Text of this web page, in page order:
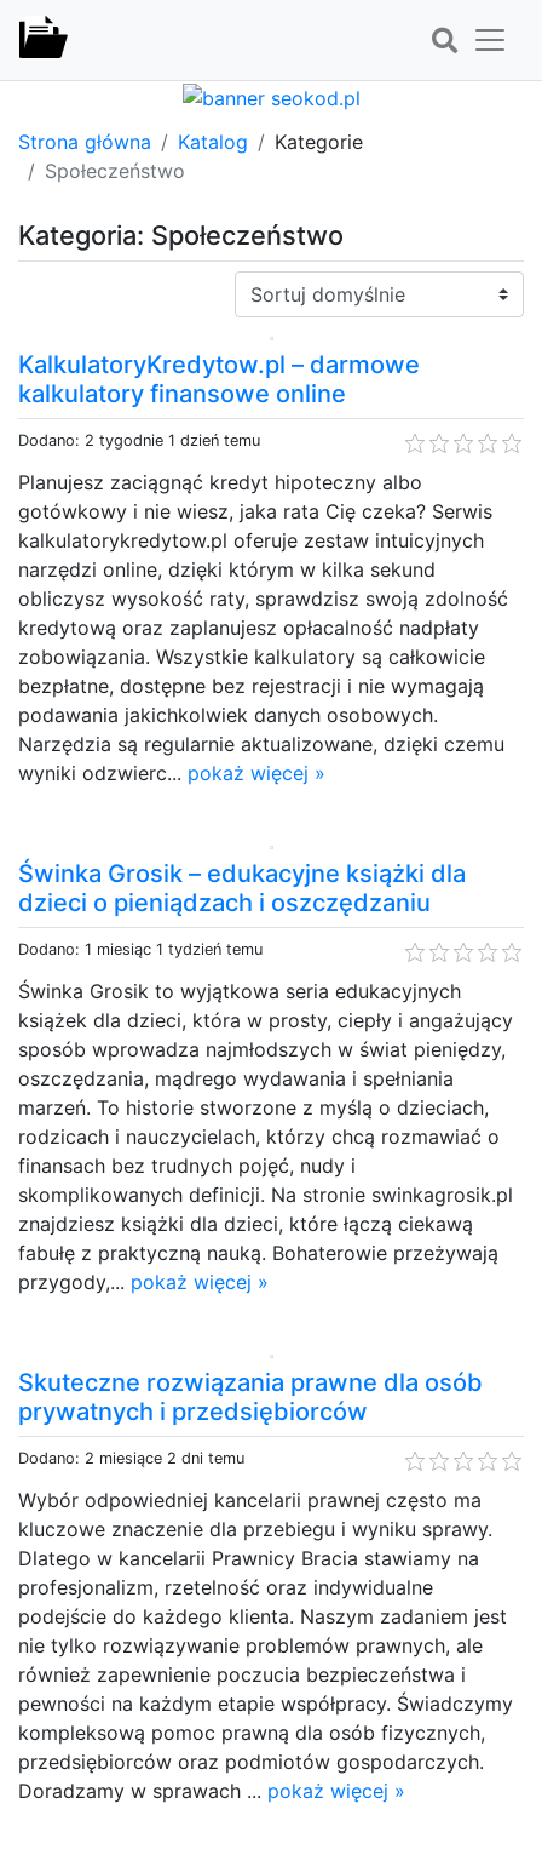
Strona główna Katalog
Kategorie
Społeczeństwo
Kategoria: Społeczeństwo
Sortuj:
KalkulatoryKredytow.pl – darmowe
kalkulatory finansowe online
Dodano: 2 tygodnie 1 dzień temu
Planujesz zaciągnąć kredyt hipoteczny albo
gotówkowy i nie wiesz, jaka rata Cię czeka? Serwis
kalkulatorykredytow.pl oferuje zestaw intuicyjnych
narzędzi online, dzięki którym w kilka sekund
obliczysz wysokość raty, sprawdzisz swoją zdolność
kredytową oraz zaplanujesz opłacalność nadpłaty
zobowiązania. Wszystkie kalkulatory są całkowicie
bezpłatne, dostępne bez rejestracji i nie wymagają
podawania jakichkolwiek danych osobowych.
Narzędzia są regularnie aktualizowane, dzięki czemu
wyniki odzwierc... pokaż więcej »
Świnka Grosik – edukacyjne książki dla
dzieci o pieniądzach i oszczędzaniu
Dodano: 1 miesiąc 1 tydzień temu
Świnka Grosik to wyjątkowa seria edukacyjnych
książek dla dzieci, która w prosty, ciepły i angażujący
sposób wprowadza najmłodszych w świat pieniędzy,
oszczędzania, mądrego wydawania i spełniania
marzeń. To historie stworzone z myślą o dzieciach,
rodzicach i nauczycielach, którzy chcą rozmawiać o
finansach bez trudnych pojęć, nudy i
skomplikowanych definicji. Na stronie swinkagrosik.pl
znajdziesz książki dla dzieci, które łączą ciekawą
fabułę z praktyczną nauką. Bohaterowie przeżywają
przygody,... pokaż więcej »
Skuteczne rozwiązania prawne dla osób
prywatnych i przedsiębiorców
Dodano: 2 miesiące 2 dni temu
Wybór odpowiedniej kancelarii prawnej często ma
kluczowe znaczenie dla przebiegu i wyniku sprawy.
Dlatego w kancelarii Prawnicy Bracia stawiamy na
profesjonalizm, rzetelność oraz indywidualne
podejście do każdego klienta. Naszym zadaniem jest
nie tylko rozwiązywanie problemów prawnych, ale
również zapewnienie poczucia bezpieczeństwa i
pewności na każdym etapie współpracy. Świadczymy
kompleksową pomoc prawną dla osób fizycznych,
przedsiębiorców oraz podmiotów gospodarczych.
Doradzamy w sprawach ... pokaż więcej »